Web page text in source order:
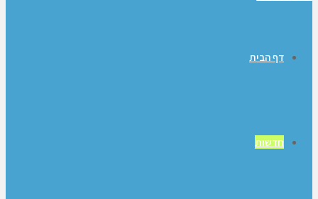
דף הבית
חדשות